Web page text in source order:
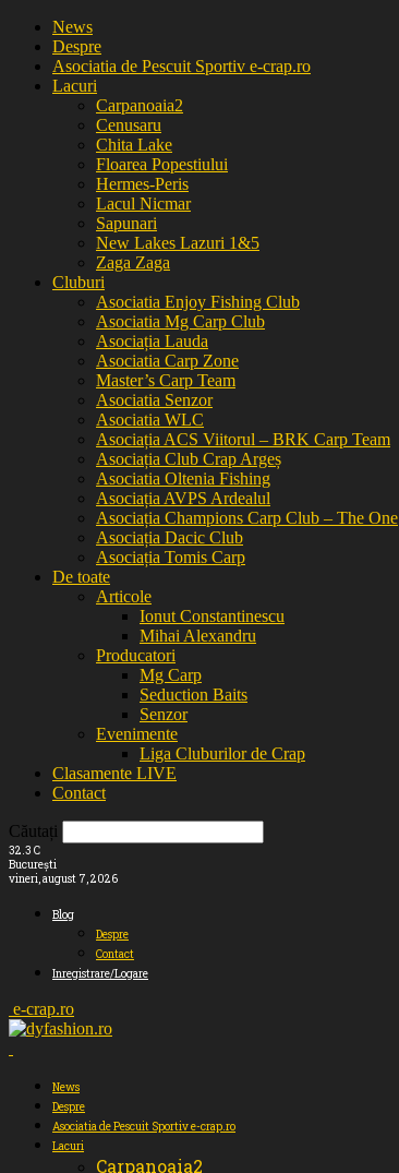
News
Despre
Asociatia de Pescuit Sportiv e-crap.ro
Lacuri
Carpanoaia2
Cenusaru
Chita Lake
Floarea Popestiului
Hermes-Peris
Lacul Nicmar
Sapunari
New Lakes Lazuri 1&5
Zaga Zaga
Cluburi
Asociatia Enjoy Fishing Club
Asociatia Mg Carp Club
Asociația Lauda
Asociatia Carp Zone
Master’s Carp Team
Asociatia Senzor
Asociatia WLC
Asociația ACS Viitorul – BRK Carp Team
Asociația Club Crap Argeș
Asociatia Oltenia Fishing
Asociația AVPS Ardealul
Asociația Champions Carp Club – The One
Asociația Dacic Club
Asociația Tomis Carp
De toate
Articole
Ionut Constantinescu
Mihai Alexandru
Producatori
Mg Carp
Seduction Baits
Senzor
Evenimente
Liga Cluburilor de Crap
Clasamente LIVE
Contact
Căutați
32.3 C
București
vineri, august 7, 2026
Blog
Despre
Contact
Inregistrare/Logare
e-crap.ro
News
Despre
Asociatia de Pescuit Sportiv e-crap.ro
Lacuri
Carpanoaia2